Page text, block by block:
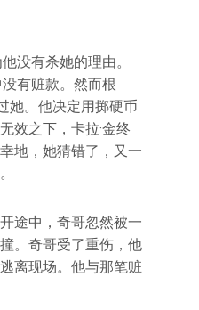
没有杀她的理由。
有赃款。然而根
她。他决定用掷硬币
效之下，卡拉·金终
地，她猜错了，又一
途中，奇哥忽然被一
。奇哥受了重伤，他
离现场。他与那笔赃